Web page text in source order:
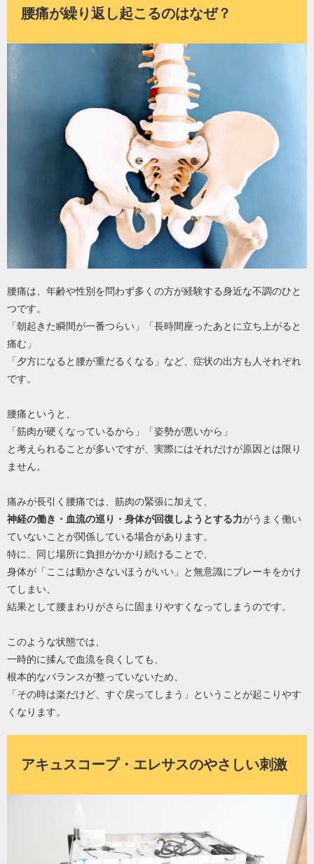
腰痛が繰り返し起こるのはなぜ？
腰痛は、年齢や性別を問わず多くの方が経験する身近な不調のひと
つです。
「朝起きた瞬間が一番つらい」「長時間座ったあとに立ち上がると
痛む」
「夕方になると腰が重だるくなる」など、症状の出方も人それぞれ
です。
腰痛というと、
「筋肉が硬くなっているから」「姿勢が悪いから」
と考えられることが多いですが、実際にはそれだけが原因とは限り
ません。
痛みが長引く腰痛では、筋肉の緊張に加えて、
神経の働き・血流の巡り・身体が回復しようとする力がうまく働い
ていないことが関係している場合があります。
特に、同じ場所に負担がかかり続けることで、
身体が「ここは動かさないほうがいい」と無意識にブレーキをかけ
てしまい、
結果として腰まわりがさらに固まりやすくなってしまうのです。
このような状態では、
一時的に揉んで血流を良くしても、
根本的なバランスが整っていないため、
「その時は楽だけど、すぐ戻ってしまう」ということが起こりやす
くなります。
アキュスコープ・エレサスのやさしい刺激